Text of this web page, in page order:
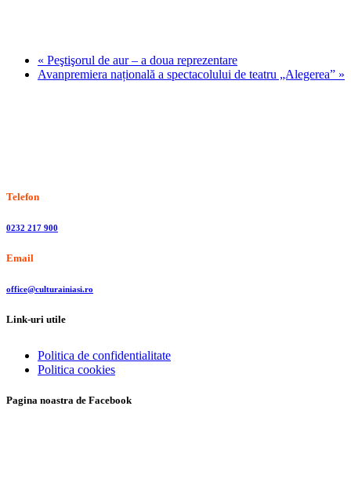
« Peştişorul de aur – a doua reprezentare
Avanpremiera națională a spectacolului de teatru „Alegerea” »
Telefon
0232 217 900
Email
office@culturainiasi.ro
Link-uri utile
Politica de confidentialitate
Politica cookies
Pagina noastra de Facebook